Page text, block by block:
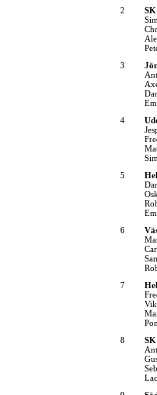
2
3
4
5
6
7
8